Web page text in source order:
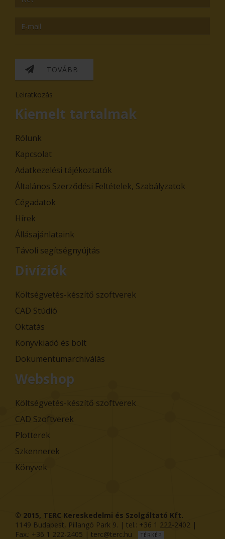
TOVÁBB
Leiratkozás
Kiemelt tartalmak
Rólunk
Kapcsolat
Adatkezelési tájékoztatók
Általános Szerződési Feltételek, Szabályzatok
Cégadatok
Hírek
Állásajánlataink
Távoli segítségnyújtás
Divíziók
Költségvetés-készítő szoftverek
CAD Stúdió
Oktatás
Könyvkiadó és bolt
Dokumentumarchiválás
Webshop
Költségvetés-készítő szoftverek
CAD Szoftverek
Plotterek
Szkennerek
Könyvek
© 2015, TERC Kereskedelmi és Szolgáltató Kft.
1149 Budapest, Pillangó Park 9. | tel.: +36 1 222-2402 |
Fax.: +36 1 222-2405 | terc@terc.hu TÉRKÉP